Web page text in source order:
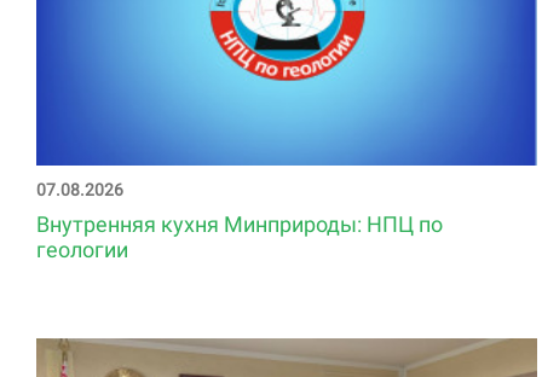
07.08.2026
Внутренняя кухня Минприроды: НПЦ по
геологии